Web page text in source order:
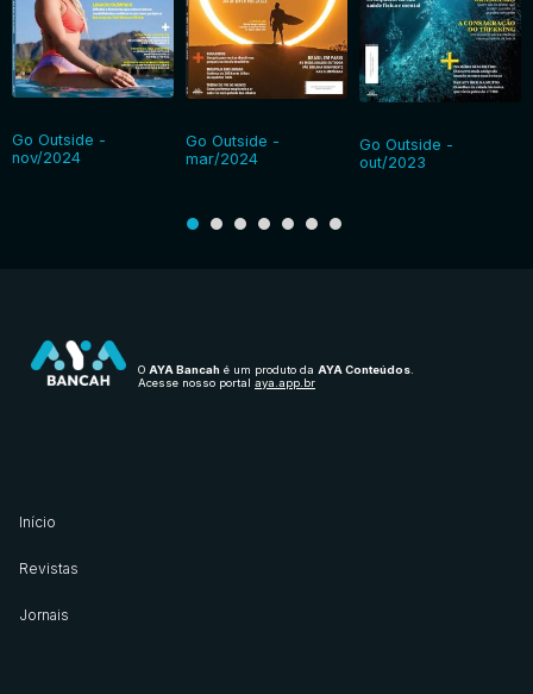
Go Outside -
nov/2024
Go Outside -
mar/2024
Go Outside -
out/2023
O AYA Bancah é um produto da AYA Conteúdos
Acesse nosso portal aya.app.br
Início
Revistas
Jornais